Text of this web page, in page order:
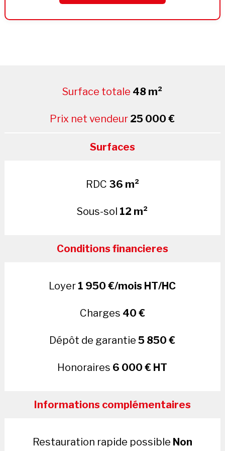
Surface totale 48 m²
Prix net vendeur 25 000 €
Surfaces
RDC 36 m²
Sous-sol 12 m²
Conditions financieres
Loyer 1 950 €/mois HT/HC
Charges 40 €
Dépôt de garantie5 850 €
Honoraires 6 000 € HT
Informations complémentaires
Restauration rapide possible Non